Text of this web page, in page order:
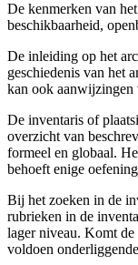
De kenmerken van
beschikbaarheid,
De inleiding op het
geschiedenis van het
kan ook aanwijzingen
De inventaris of
overzicht van
formeel en globaal.
behoeft enige
Bij het zoeken in de
rubrieken in de
lager niveau. Komt
voldoen